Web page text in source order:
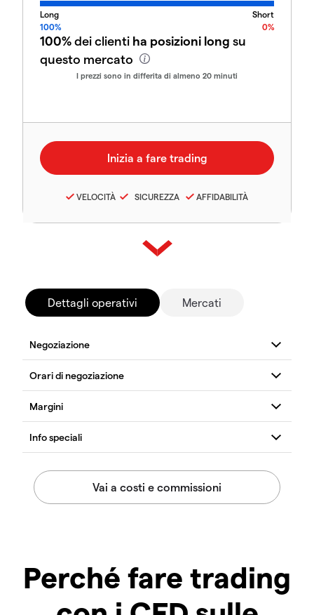
Long
Short
100%
0%
100%dei clienti ha posizioni long su
questo mercato
I prezzi sono in differita di almeno 20 minuti
VELOCITÀ SICUREZZA AFFIDABILITÀ
Dettagli operativi Mercati
Perché fare trading